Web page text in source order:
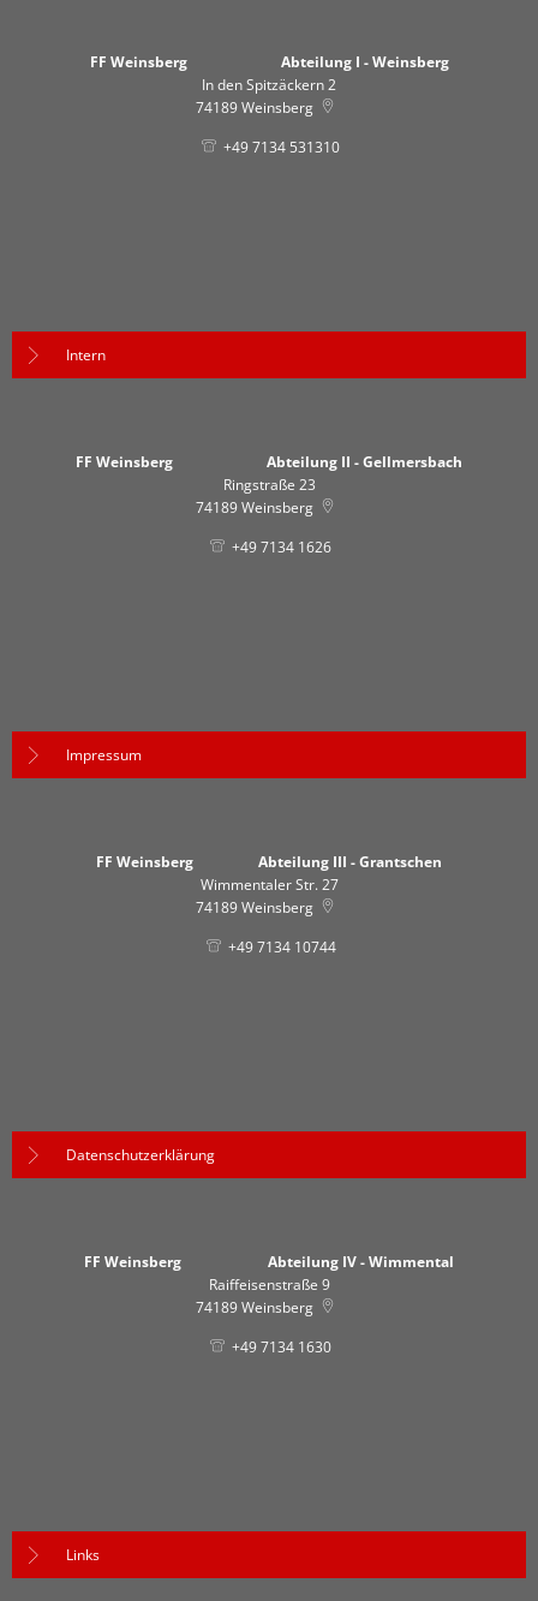
FF Weinsberg Abteilung I - Weinsberg
In den Spitzäckern 2
74189Weinsberg
+49 7134 531310
Intern
FF Weinsberg Abteilung II - Gellmersbach
Ringstraße 23
74189Weinsberg
+49 7134 1626
Impressum
FF Weinsberg Abteilung III - Grantschen
Wimmentaler Str. 27
74189Weinsberg
+49 7134 10744
Datenschutzerklärung
FF Weinsberg Abteilung IV - Wimmental
Raiffeisenstraße 9
74189Weinsberg
+49 7134 1630
Links